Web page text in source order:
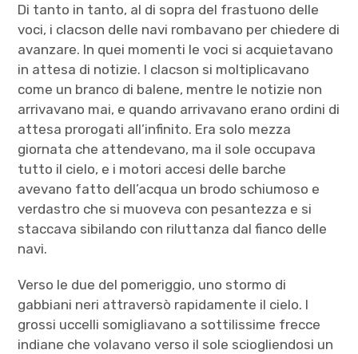
Di tanto in tanto, al di sopra del frastuono delle
voci, i clacson delle navi rombavano per chiedere di
avanzare. In quei momenti le voci si acquietavano
in attesa di notizie. I clacson si moltiplicavano
come un branco di balene, mentre le notizie non
arrivavano mai, e quando arrivavano erano ordini di
attesa prorogati all’infinito. Era solo mezza
giornata che attendevano, ma il sole occupava
tutto il cielo, e i motori accesi delle barche
avevano fatto dell’acqua un brodo schiumoso e
verdastro che si muoveva con pesantezza e si
staccava sibilando con riluttanza dal fianco delle
navi.
Verso le due del pomeriggio, uno stormo di
gabbiani neri attraversò rapidamente il cielo. I
grossi uccelli somigliavano a sottilissime frecce
indiane che volavano verso il sole sciogliendosi un